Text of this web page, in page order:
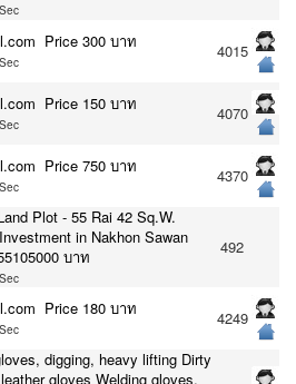
Price 300 บาท 4015
Price 150 บาท 4070
Price 750 บาท
4370
Plot - 55 Rai 42 Sq.W.
in Nakhon Sawan
บาท
492
Price 180 บาท
4249
digging, heavy lifting Dirty
gloves Welding gloves,